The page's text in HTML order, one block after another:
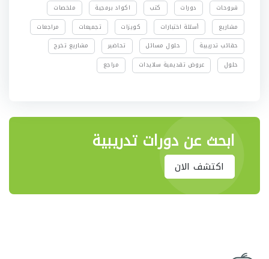
شروحات دورات كتب اكواد برمجية
ملخصات
مشاريع
أسئلة اختبارات كويزات تجميعات
مراجعات
حقائب تدريبية
حلول مسائل تحاضير
مشاريع تخرج
حلول
عروض تقديمية سلايدات مراجع
ابحث عن دورات تدريبية
اكتشف الان